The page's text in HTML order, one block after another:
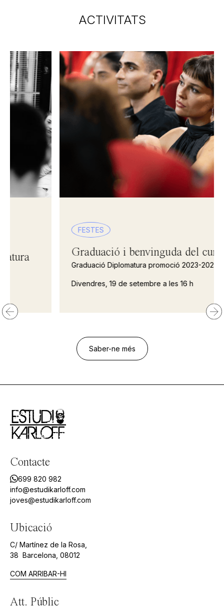
ACTIVITATS
Graduació i benvinguda del curs!
Graduació Diplomatura promoció 2023-2025
Divendres, 19 de setembre a les 16 h
Saber-ne més
Contacte
699 820 982
info@estudikarloff.com
joves@estudikarloff.com
Ubicació
C/ Martínez de la Rosa,
38 Barcelona, 08012
COM ARRIBAR-HI
Att. Públic